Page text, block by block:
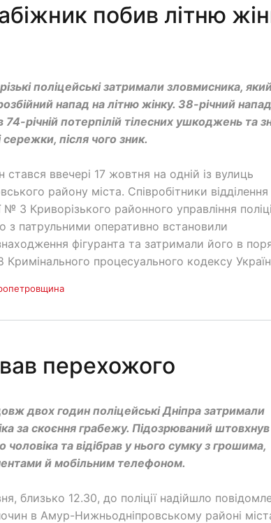
побив літню
поліцейські затримали зловмисника,
напад на літню жінку. 38-річний
74-річній потерпілій тілесних ушкоджень та
сережки, після чого зник.
стався ввечері 17 жовтня на одній із вулиць
району міста. Співробітники відділення
№ 3 Криворізького районного управління
з патрульними оперативно встановили
фігуранта та затримали його в
Кримінального процесуального кодексу
перехожого
двох годин поліцейські Дніпра затримали
за скоєння грабежу. Підозрюваний
чоловіка та відібрав у нього сумку з грошима,
й мобільним телефоном.
близько 12.30, до поліції надійшло
в Амур-Нижньодніпровському районі